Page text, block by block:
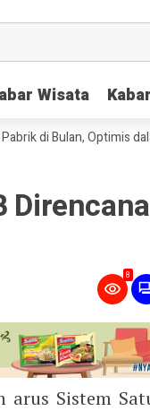
Wisata
Wisata
Bulan, Optimis dalam
8
arus Sistem